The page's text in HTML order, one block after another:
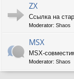
ZX
Ссылка на
Moderator: Shaos
MSX
MSX-
Moderator: Shaos